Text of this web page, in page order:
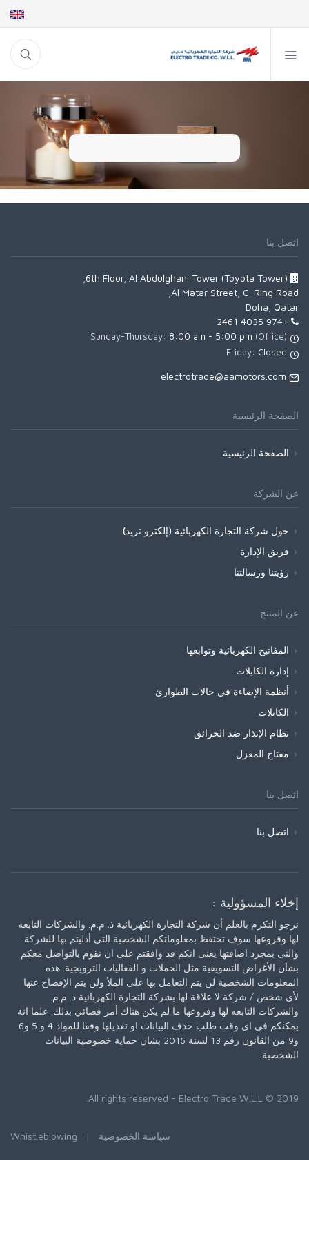
اتصل بنا
Al Matar Street, C-Ring Road,
Doha, Qatar
+974 4035 2461
(Office) Sunday-Thursday:
8:00 am - 5:00 pm
Friday: Closed
الصفحة الرئيسية
الصفحة الرئيسية
عن الشركة
حول شركة التجارة الكهربائية (إلكترو تريد)
فريق الإدارة
رؤيتنا ورسالتنا
عن المنتج
المفاتيح الكهربائية وتوابعها
إدارة الكابلات
أنظمة الإضاءة في حالات الطوارئ
الكابلات
نظام الإنذار ضد الحرائق
مفتاح المعزل
اتصل بنا
اتصل بنا
إخلاء المسؤولية :
نرجو التكرم بالعلم أن شركة التجارة الكهربائية ذ. م.م. والشركات التابعه
لها وفروعها سوف تحتفظ بمعلوماتكم الشخصية التي أدليتم بها للشركة
والتى بمجرد اضافتها يعنى انكم قد وافقتم على ان نقوم بالتواصل معكم
بشأن الأغراض التسويقية مثل الحملات و الفعاليات الترويجية. هذه
المعلومات الشخصية لن يتم التعامل بها على الملأ ولن يتم الإفصاح عنها
لأي شخص / شركة لا علاقة لها بشركة التجارة الكهربائية ذ. م.م.
والشركات التابعه لها وفروعها ما لم يكن هناك أمر قضائي بذلك. علما انة
يمكنكم فى اى وقت طلب حذف البيانات او تعديلها وفقا للمواد 4 و 5 و6
و9 من القانون رقم 13 لسنة 2016 بشان حماية خصوصية البيانات
الشخصية
2019 © All rights reserved
- Electro Trade W.L.L.
سياسة الخصوصية |
Whistleblowing